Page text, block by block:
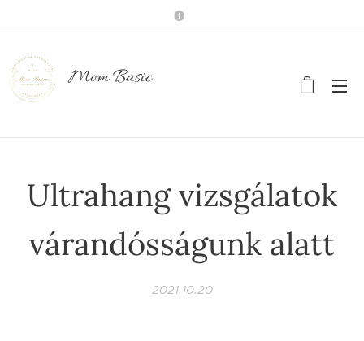
Mom Basic
Ultrahang vizsgálatok
várandósságunk alatt
2021.10.20